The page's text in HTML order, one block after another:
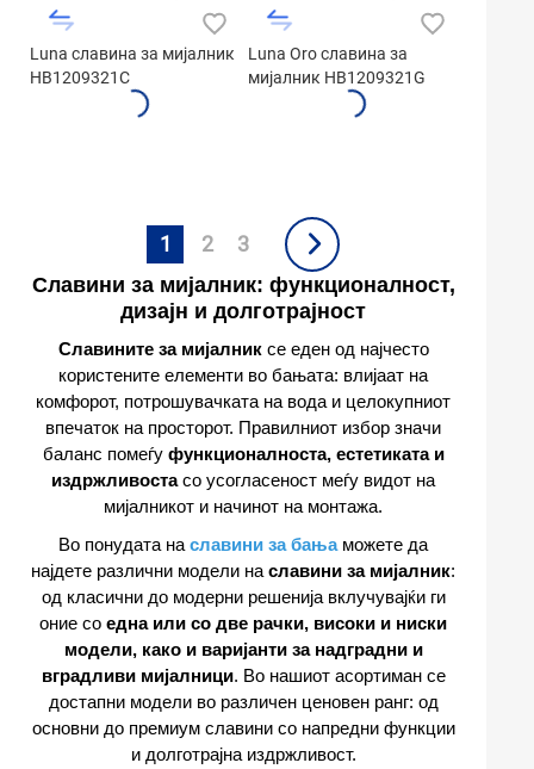
Luna славина за мијалник
HB1209321C
Luna Oro славина за
мијалник HB1209321G
1 2 3
Славини за мијалник: функционалност,
дизајн и долготрајност
Славините за мијалниксе еден од најчесто
користените елементи во бањата: влијаат на
комфорот, потрошувачката на вода и целокупниот
впечаток на просторот. Правилниот избор значи
баланс помеѓу функционалноста, естетиката и
издржливостасо усогласеност меѓу видот на
мијалникот и начинот на монтажа.
Во понудата на славини за бањаможете да
најдете различни модели на славини за мијалник:
од класични до модерни решенија вклучувајќи ги
оние со една или со две рачки, високи и ниски
модели, како и варијанти за надградни и
вградливи мијалници. Во нашиот асортиман се
достапни модели во различен ценовен ранг: од
основни до премиум славини со напредни функции
и долготрајна издржливост.